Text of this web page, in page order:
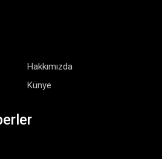
Hakkımızda
Künye